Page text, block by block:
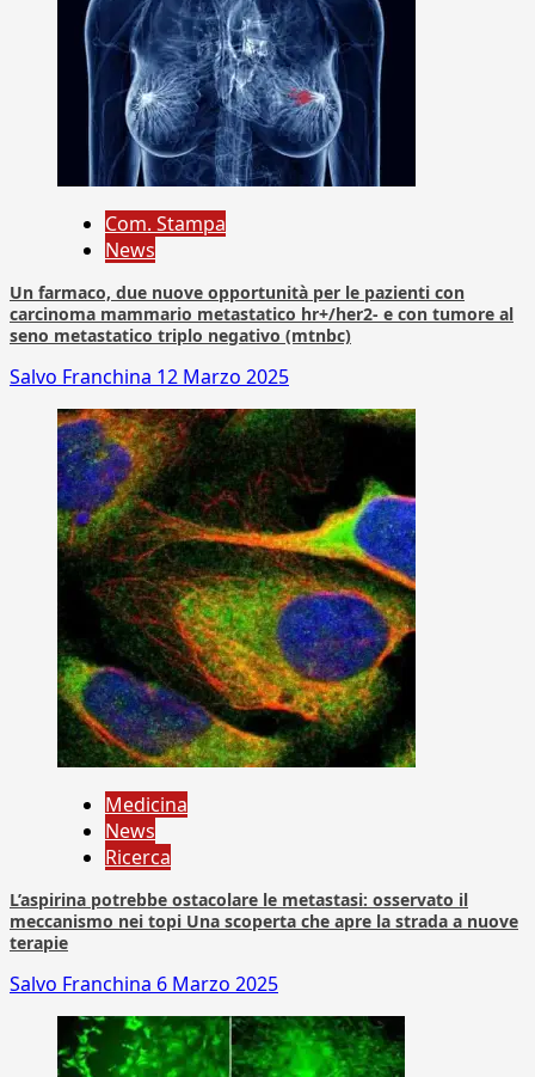
Com. Stampa
News
Un farmaco, due nuove opportunità per le pazienti con
carcinoma mammario metastatico hr+/her2- e con tumore al
seno metastatico triplo negativo (mtnbc)
Salvo Franchina 12 Marzo 2025
Medicina
News
Ricerca
L’aspirina potrebbe ostacolare le metastasi: osservato il
meccanismo nei topi Una scoperta che apre la strada a nuove
terapie
Salvo Franchina 6 Marzo 2025